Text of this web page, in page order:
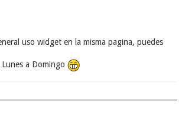
uso widget en la misma pagina, puedes
a Domingo